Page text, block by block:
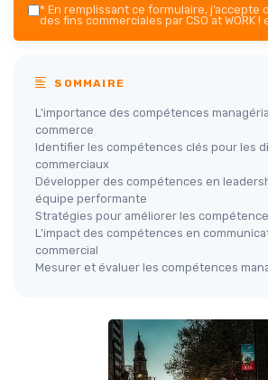
* En remplissant ce formulaire, j’accepte
des fins commerciales par CSO at WORK
SOMMAIRE
L'importance des compétences
commerce
Identifier les compétences clés pour les
commerciaux
Développer des compétences en
équipe performante
Stratégies pour améliorer les
L'impact des compétences en
commercial
Mesurer et évaluer les compétences